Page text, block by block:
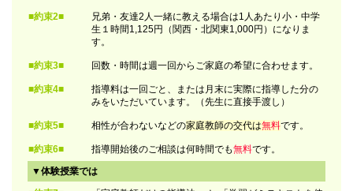
■約束2■
兄弟・友達2人一緒に教える場合は1人あたり小・中学
生１時間1,125円（関西・北関東1,000円）になりま
す。
■約束3■ 回数・時間は週一回からご家庭の希望に合わせます。
■約束4■
指導料は一回ごと、または月末に実際に指導した分の
みをいただいています。（先生に直接手渡し）
■約束5■ 相性が合わないなどの家庭教師の交代は無料です。
■約束6■ 指導開始後のご相談は何時間でも無料です。
▼体験授業では